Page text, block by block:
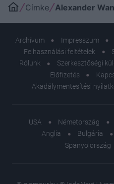
Címke Alexander
Archívum Impresszum
Felhasználási feltételek
Rólunk
Szerkesztőségi
Előfizetés
Akadálymentesítési
USA Németország
Anglia
Bulgária
Spanyolország